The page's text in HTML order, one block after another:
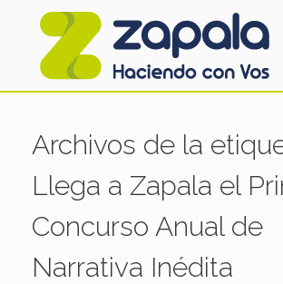
Archivos de la
Llega a Zapala el
Concurso Anual de
Narrativa Inédita